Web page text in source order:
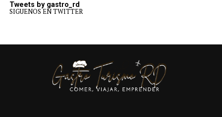
Tweets by gastro_rd
SIGUENOS EN TWITTER